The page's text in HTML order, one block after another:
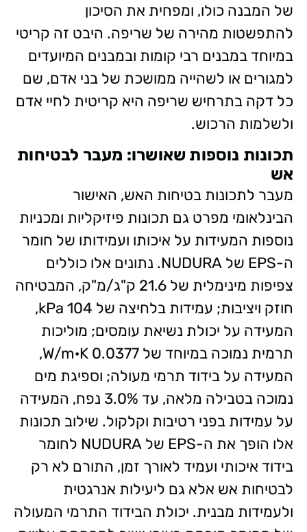
של המבנה כולו, ומפחית את הסיכון
להתפשטות מהירה של שריפה. היבט זה קריטי
במיוחד במבנים רבי קומות ובמבנים המיועדים
למגורים או לשהייה ממושכת של בני אדם, שם
כל דקה בתרחיש שריפה היא קריטית לחיי אדם
ולשלמות הרכוש.
תכונות נוספות שאושרו: מעבר לבטיחות
אש
מעבר לתכונות בטיחות האש, האישור
הבינלאומי מפרט גם תכונות פיזיקליות ומכניות
נוספות המעידות על איכותו ועמידותו של חומר
ה-EPS של NUDURA. נתונים אלו כוללים
צפיפות מינימלית של 21.6 ק"ג/מ"ק, המבטיחה
חוזק ויציבות; עמידות בלחיצה של 104 kPa,
המעידה על יכולת נשיאת עומסים; מוליכות
תרמית נמוכה במיוחד של 0.0377 W/m·K,
המעידה על בידוד תרמי מעולה; וספיגת מים
נמוכה בטבילה מלאה, עד 3.0% נפח, המעידה
על עמידות בפני רטיבות וקלקול. שילוב תכונות
אלו הופך את ה-EPS של NUDURA לחומר
בידוד איכותי ועמיד לאורך זמן, התורם לא רק
לבטיחות אש אלא גם ליעילות אנרגטית
ולעמידות מבנית. יכולת הבידוד התרמי המעולה